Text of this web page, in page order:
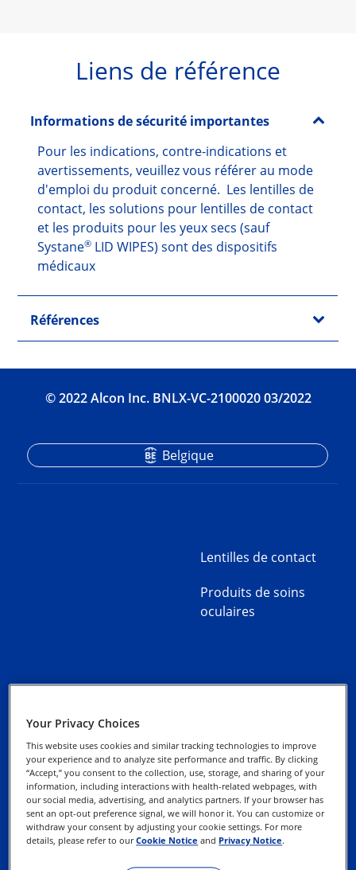
Liens de référence
Informations de sécurité importantes
Pour les indications, contre-indications et
avertissements, veuillez vous référer au mode
d'emploi du produit concerné. Les lentilles de
contact, les solutions pour lentilles de contact
et les produits pour les yeux secs (sauf
Systane® LID WIPES) sont des dispositifs
médicaux
Références
© 2022 Alcon Inc. BNLX-VC-2100020 03/2022
Lentilles de contact
Produits de soins
oculaires
Nous contacter
Nouvelle demande de
création client
Belgique
Avis sur les cookies
Exercer vos droits
Your Privacy Choices
This website uses cookies and similar tracking technologies to improve
your experience and to analyze site performance and traffic. By clicking
“Accept,” you consent to the collection, use, storage, and sharing of your
information, including interactions with health-related webpages, with
our social media, advertising, and analytics partners. If your browser has
sent an opt-out preference signal, we will honor it. You can customize or
withdraw your consent by adjusting your cookie settings. For more
details, please refer to ourCookie Notice and Privacy Notice.